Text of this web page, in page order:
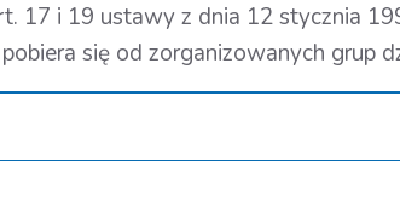
17 i 19 ustawy z dnia 12 stycznia
się od zorganizowanych grup